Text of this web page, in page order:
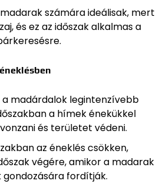
számára ideálisak, mert
és ez az időszak alkalmas a
a madárdalok legintenzívebb
a hímek énekükkel
és területet védeni.
az éneklés csökken,
végére, amikor a madarak
fordítják.